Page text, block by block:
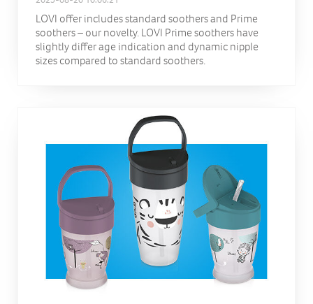
LOVI offer includes standard soothers and Prime
soothers – our novelty. LOVI Prime soothers have
slightly differ age indication and dynamic nipple
sizes compared to standard soothers.